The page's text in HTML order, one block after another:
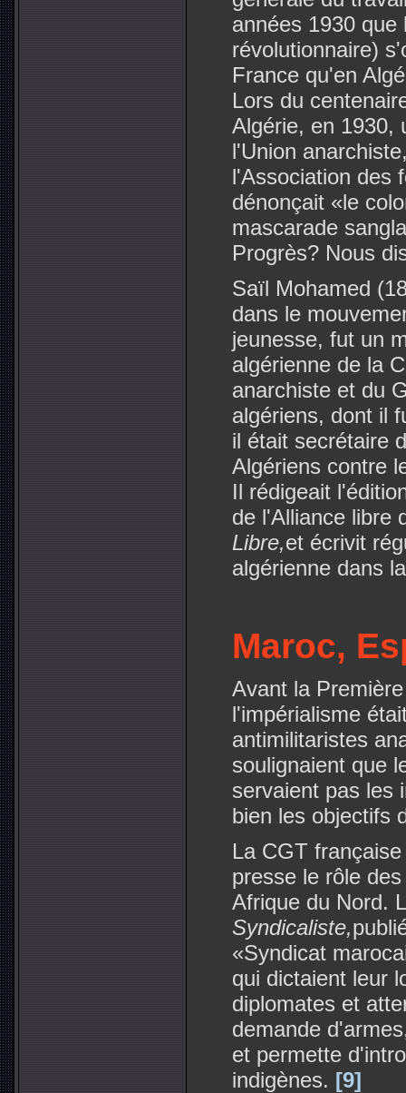
années 1930
révolutionnaire)
France qu'en
Lors du
Algérie, en 1930,
l'Union
l'Association des
dénonçait «le
mascarade
Progrès? Nous
Saïl Mohamed
dans le
jeunesse, fut un
algérienne de la
anarchiste et du
algériens, dont il
il était secrétaire
Algériens contre
Il rédigeait
de l'Alliance libre
Libre,et écrivit
algérienne dans
Maroc,
Avant la
l'impérialisme
antimilitaristes
soulignaient que
servaient pas les
bien les objectifs
La CGT
presse le rôle
Afrique du Nord.
Syndicaliste,
«Syndicat
qui dictaient leur
diplomates et
demande
et permette
indigènes. [9]